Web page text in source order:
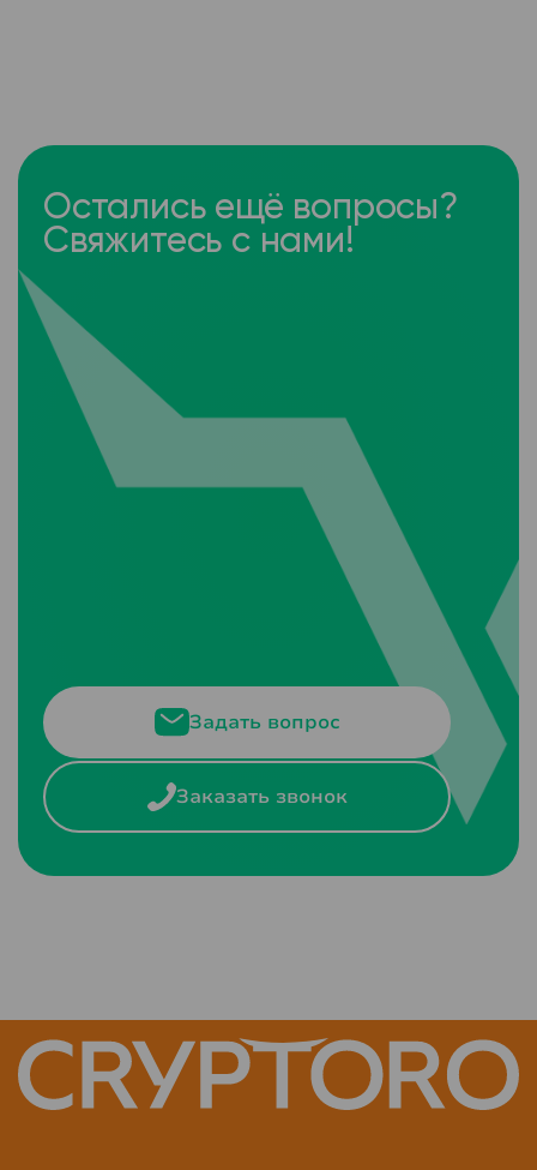
Остались ещё вопросы?
Свяжитесь с нами!
Задать вопрос
Заказать звонок